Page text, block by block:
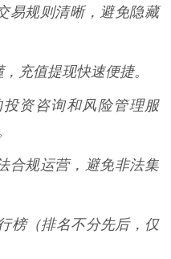
易规则清晰，避免隐藏
充值提现快速便捷。
资咨询和风险管理服
合规运营，避免非法集
榜（排名不分先后，仅